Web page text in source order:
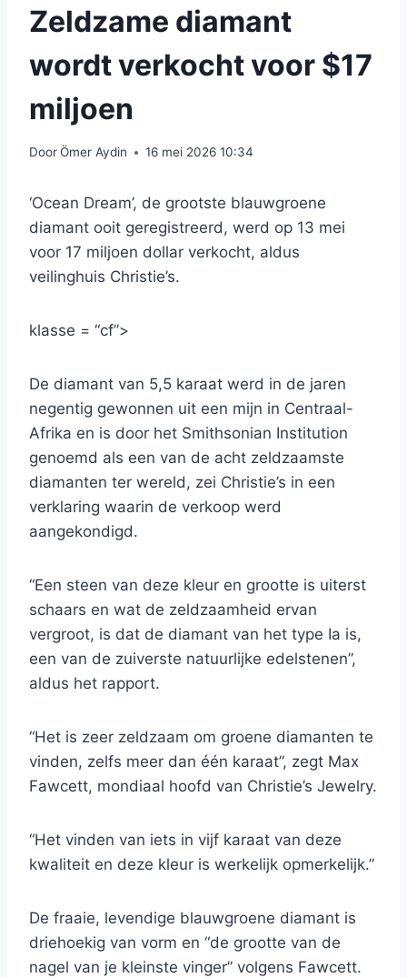
Zeldzame diamant
wordt verkocht voor $17
miljoen
DoorÖmer Aydin 16 mei 2026 10:34
‘Ocean Dream’, de grootste blauwgroene
diamant ooit geregistreerd, werd op 13 mei
voor 17 miljoen dollar verkocht, aldus
veilinghuis Christie’s.
klasse = “cf”>
De diamant van 5,5 karaat werd in de jaren
negentig gewonnen uit een mijn in Centraal-
Afrika en is door het Smithsonian Institution
genoemd als een van de acht zeldzaamste
diamanten ter wereld, zei Christie’s in een
verklaring waarin de verkoop werd
aangekondigd.
“Een steen van deze kleur en grootte is uiterst
schaars en wat de zeldzaamheid ervan
vergroot, is dat de diamant van het type Ia is,
een van de zuiverste natuurlijke edelstenen”,
aldus het rapport.
“Het is zeer zeldzaam om groene diamanten te
vinden, zelfs meer dan één karaat”, zegt Max
Fawcett, mondiaal hoofd van Christie’s Jewelry.
“Het vinden van iets in vijf karaat van deze
kwaliteit en deze kleur is werkelijk opmerkelijk.”
De fraaie, levendige blauwgroene diamant is
driehoekig van vorm en “de grootte van de
nagel van je kleinste vinger” volgens Fawcett.